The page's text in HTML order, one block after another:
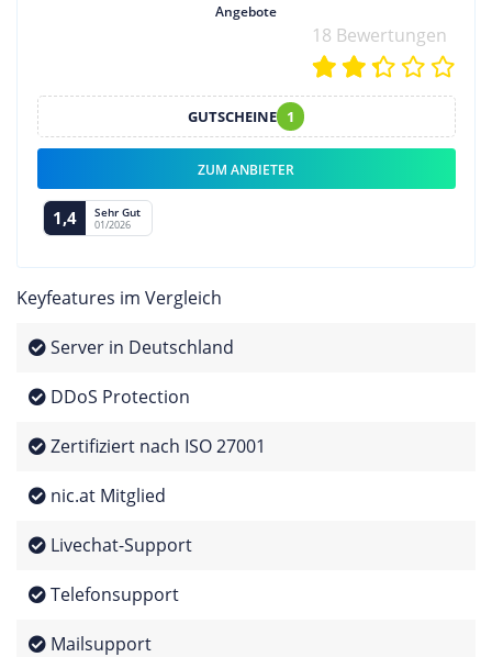
Angebote
18 Bewertungen
GUTSCHEINE 1
ZUM ANBIETER
1,4 Sehr Gut
01/2026
Keyfeatures im Vergleich
Server in Deutschland
DDoS Protection
Zertifiziert nach ISO 27001
nic.at Mitglied
Livechat-Support
Telefonsupport
Mailsupport